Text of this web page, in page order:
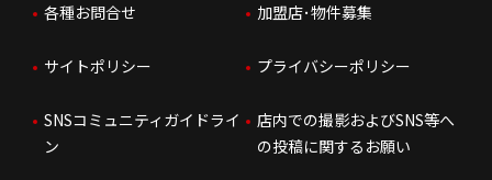
IRお問合せ
人財育成
サステナビリティ
各種お問合せ 加盟店･物件募集
サイトポリシー プライバシーポリシー
SNSコミュニティガイドライ
ン
店内での撮影およびSNS等へ
の投稿に関するお願い